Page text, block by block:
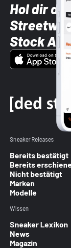
Hol dir
Stock
Sneaker Releases
Bereits bestätigt
Bereits
Nicht bestätigt
Marken
Modelle
Wissen
Sneaker Lexikon
News
Magazin